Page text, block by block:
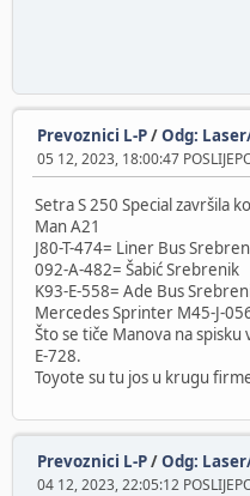
Prevoznici L-P/Odg:
05 12, 2023, 18:00:47
Setra S 250 Special završila
Man A21
J80-T-474= Liner Bus
092-A-482= Šabić Srebrenik
K93-E-558= Ade Bus
Mercedes Sprinter M45-J-
Što se tiče Manova na
E-728.
Toyote su tu jos u krugu
Prevoznici L-P/Odg:
04 12, 2023, 22:05:12